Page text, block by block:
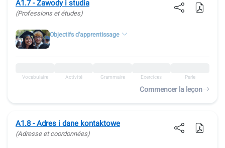
A1.7 - Zawody i studia
(Professions et études)
Objectifs d'apprentissage
Vocabulaire Activité Grammaire Exercices Parle
Commencer la leçon
A1.8 - Adres i dane kontaktowe
(Adresse et coordonnées)